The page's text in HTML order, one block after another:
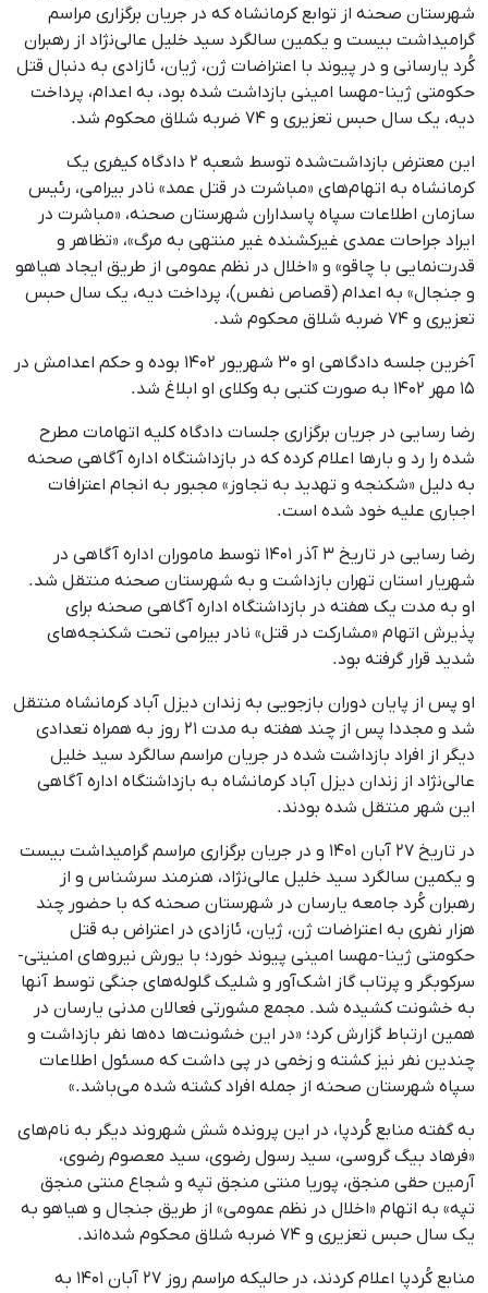
شهرستان صحنه از توابع کرمانشاه که در جریان برگزاری مراسم
گرامیداشت بیست و یکمین سالگرد سید خلیل عالی‌نژاد از رهبران
کُرد یارسانی و در پیوند با اعتراضات ژن، ژیان، ئازادی به ‌دنبال قتل
حکومتی ژینا-مهسا امینی بازداشت شده بود، به اعدام، پرداخت
دیه، یک سال حبس تعزیری و ۷۴ ضربه شلاق محکوم شد.
این معترض بازداشت‌شده توسط شعبه ۲ دادگاه کیفری یک
کرمانشاه به اتهام‌های «مباشرت در قتل عمد» نادر بیرامی، رئیس
سازمان اطلاعات سپاه پاسداران شهرستان صحنه، «مباشرت در
ايراد جراحات عمدی غيرکشنده غير منتهی به مرگ»، «تظاهر و
قدرت‌نمایی با چاقو» و «اخلال در نظم عمومی از طريق ايجاد هياهو
و جنجال» به اعدام (قصاص نفس)، پرداخت دیه، یک سال حبس
تعزیری و ۷۴ ضربه شلاق محکوم شد.
آخرین جلسه دادگاهی او ۳۰ شهریور ۱۴۰٢ بوده و حکم اعدامش در
۱۵ مهر ۱۴۰٢ به صورت کتبی به وکلای او ابلاغ شد.
رضا رسایی در جریان برگزاری جلسات دادگاه کلیه اتهامات مطرح
شده را رد و بارها اعلام کرده که در بازداشتگاه اداره آگاهی صحنه
به دلیل «شکنجه و تهدید به تجاوز» مجبور به انجام اعترافات
اجباری علیه خود شده است.
رضا رسایی در تاریخ ۳ آذر ۱۴۰۱ توسط ماموران اداره آگاهی در
شهریار استان تهران بازداشت و به شهرستان صحنه منتقل شد.
او به مدت یک هفته در بازداشتگاه اداره آگاهی صحنه برای
پذیرش اتهام «مشارکت در قتل» نادر بیرامی تحت شکنجه‌های
شدید قرار گرفته بود.
او پس از پایان دوران بازجویی به زندان دیزل آباد کرمانشاه منتقل
شد و مجددا پس از چند هفته به مدت ۲۱ روز به همراه تعدادی
دیگر از افراد بازداشت شده در جریان مراسم سالگرد سید خلیل
عالی‌نژاد از زندان دیزل آباد کرمانشاه به بازداشتگاه اداره آگاهی
این شهر منتقل شده بودند.
در تاریخ ۲۷ آبان ۱۴۰۱ و در جریان برگزاری مراسم گرامیداشت بیست
و یکمین سالگرد سید خلیل عالی‌نژاد، هنرمند سرشناس و از
رهبران کُرد جامعه یارسان در شهرستان صحنه که با حضور چند
هزار نفری به اعتراضات ژن، ژیان، ئازادی در اعتراض به قتل
حکومتی ژینا-مهسا امینی پیوند خورد؛ با یورش نیروهای امنیتی-
سرکوبگر و پرتاب گاز اشک‌آور و شلیک گلوله‌های جنگی توسط آنها
به خشونت کشیده شد. مجمع مشورتی فعالان مدنی یارسان در
همین ارتباط گزارش کرد؛ «در این خشونت‌ها ده‌ها نفر بازداشت و
چندین نفر نیز کشته و زخمی در پی داشت که مسئول اطلاعات
سپاه شهرستان صحنه از جمله افراد کشته شده می‌باشد.»
به گفته منابع کُردپا، در این پرونده شش شهروند دیگر به نام‌های
«فرهاد بیگ گروسی، سید رسول رضوی، سید معصوم رضوی،
آرمین حقی منجق، پوریا منتی منجق تپه و شجاع منتی منجق
تپه» به اتهام «اخلال در نظم عمومی» از طریق جنجال و هیاهو به
یک سال حبس تعزیری و ۷۴ ضربه شلاق محکوم شده‌اند.
منابع کُردپا اعلام کردند، در حالیکه مراسم روز ۲۷ آبان ۱۴۰۱ به